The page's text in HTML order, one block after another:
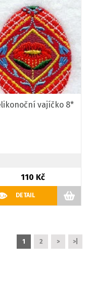
vajíčko 8*
110 Kč
DETAIL
1 2 > >|